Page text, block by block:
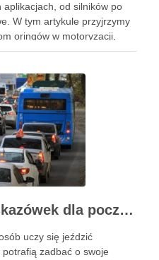
od silników po
W tym artykule przyjrzymy
oringów w motoryzacji,
wymagania.
5 podstawowych wskazówek dla początkujących, jak nauczyć się bezpieczeństwa jazdy samochodem
uczy się jeździć
zadbać o swoje